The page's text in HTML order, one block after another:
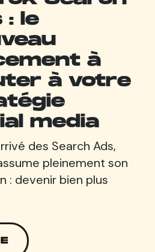
: le
à
à votre
media
des Search Ads,
pleinement son
: devenir bien plus